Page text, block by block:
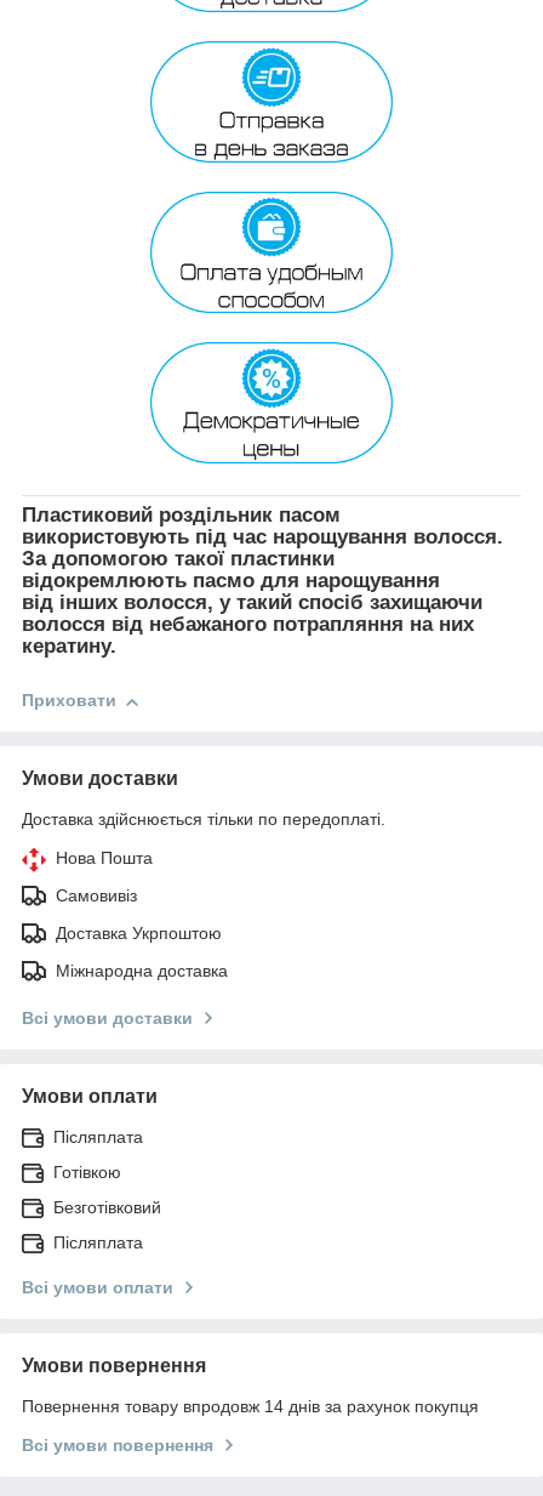
Пластиковий роздільник пасом
використовують під час нарощування волосся.
За допомогою такої пластинки
відокремлюють пасмо для нарощування
від інших волосся, у такий спосіб захищаючи
волосся від небажаного потрапляння на них
кератину.
Приховати
Умови доставки
Доставка здійснюється тільки по передоплаті.
Нова Пошта
Самовивіз
Доставка Укрпоштою
Міжнародна доставка
Всі умови доставки
Умови оплати
Післяплата
Готівкою
Безготівковий
Післяплата
Всі умови оплати
Умови повернення
Повернення товару впродовж 14 днів за рахунок покупця
Всі умови повернення